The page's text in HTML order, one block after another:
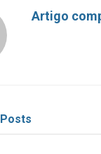
Artigo
Posts